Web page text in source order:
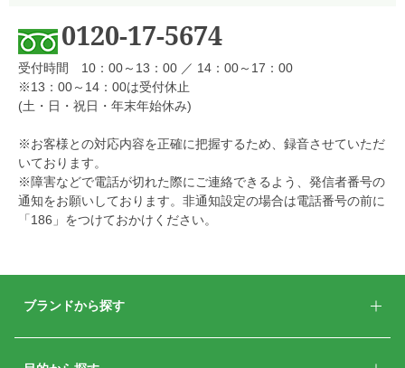
0120-17-5674
受付時間 10：00～13：00 ／ 14：00～17：00
※13：00～14：00は受付休止
(土・日・祝日・年末年始休み)
※お客様との対応内容を正確に把握するため、録音させていただ
いております。
※障害などで電話が切れた際にご連絡できるよう、発信者番号の
通知をお願いしております。非通知設定の場合は電話番号の前に
「186」をつけておかけください。
ブランドから探す